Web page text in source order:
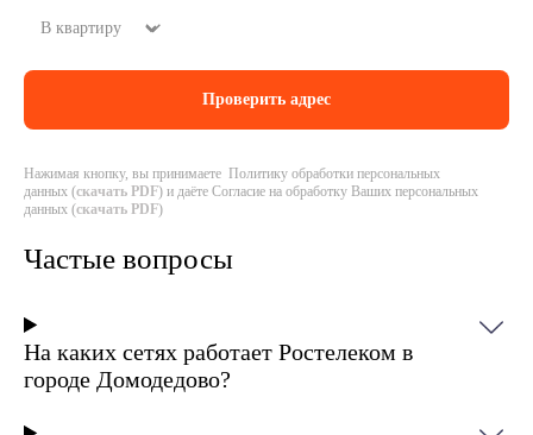
Нажимая кнопку, вы принимаете Политику обработки персональных
данных (скачать PDF) и даёте Согласие на обработку Ваших персональных
данных (скачать PDF)
Частые вопросы
На каких сетях работает Ростелеком в
городе Домодедово?